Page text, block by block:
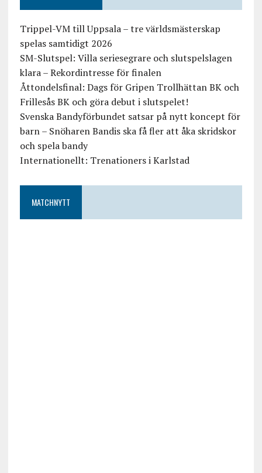
Trippel-VM till Uppsala – tre världsmästerskap
spelas samtidigt 2026
SM-Slutspel: Villa seriesegrare och slutspelslagen
klara – Rekordintresse för finalen
Åttondelsfinal: Dags för Gripen Trollhättan BK och
Frillesås BK och göra debut i slutspelet!
Svenska Bandyförbundet satsar på nytt koncept för
barn – Snöharen Bandis ska få fler att åka skridskor
och spela bandy
Internationellt: Trenationers i Karlstad
MATCHNYTT